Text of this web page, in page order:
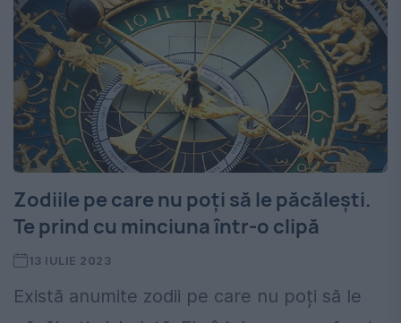
Zodiile pe care nu poți să le păcălești.
Te prind cu minciuna într-o clipă
13 IULIE 2023
Există anumite zodii pe care nu poți să le